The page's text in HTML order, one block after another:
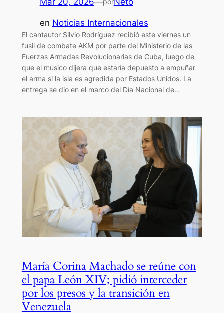
en Noticias Internacionales
El cantautor Silvio Rodríguez recibió este viernes un
fusil de combate AKM por parte del Ministerio de las
Fuerzas Armadas Revolucionarias de Cuba, luego de
que el músico dijera que estaría depuesto a empuñar
el arma si la isla es agredida por Estados Unidos. La
entrega se dio en el marco del Día Nacional de…
María Corina Machado se reúne con
el papa León XIV; pidió interceder
por los presos y la transición en
Venezuela